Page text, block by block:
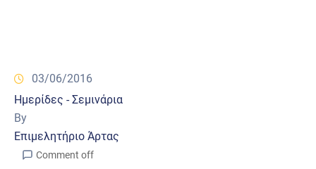
03/06/2016
Ημερίδες - Σεμινάρια
By
Επιμελητήριο Άρτας
Comment off